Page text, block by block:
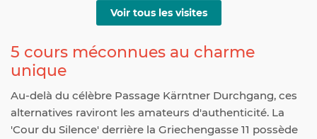
Voir tous les visites
5 cours méconnues au charme
unique
Au-delà du célèbre Passage Kärntner Durchgang, ces
alternatives raviront les amateurs d'authenticité. La
'Cour du Silence' derrière la Griechengasse 11 possède